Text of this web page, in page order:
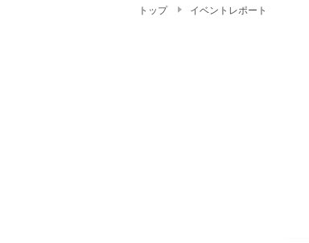
トップ イベントレポート